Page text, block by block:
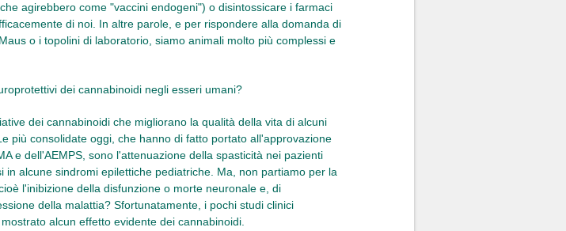
agirebbero come "vaccini endogeni") o disintossicare i farmaci
di noi. In altre parole, e per rispondere alla domanda di
o i topolini di laboratorio, siamo animali molto più complessi e
dei cannabinoidi negli esseri umani?
dei cannabinoidi che migliorano la qualità della vita di alcuni
più consolidate oggi, che hanno di fatto portato all'approvazione
e dell'AEMPS, sono l'attenuazione della spasticità nei pazienti
in alcune sindromi epilettiche pediatriche. Ma, non partiamo per la
l'inibizione della disfunzione o morte neuronale e, di
della malattia? Sfortunatamente, i pochi studi clinici
alcun effetto evidente dei cannabinoidi.